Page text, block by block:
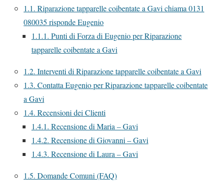
1.1. Riparazione tapparelle coibentate a Gavi chiama 0131
080035 risponde Eugenio
1.1.1. Punti di Forza di Eugenio per Riparazione
tapparelle coibentate a Gavi
1.2. Interventi di Riparazione tapparelle coibentate a Gavi
1.3. Contatta Eugenio per Riparazione tapparelle coibentate
a Gavi
1.4. Recensioni dei Clienti
1.4.1. Recensione di Maria – Gavi
1.4.2. Recensione di Giovanni – Gavi
1.4.3. Recensione di Laura – Gavi
1.5. Domande Comuni (FAQ)